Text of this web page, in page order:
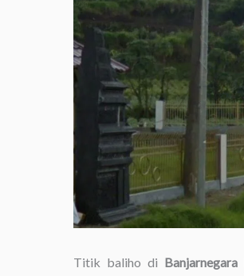
Titik baliho di Banjarnegara